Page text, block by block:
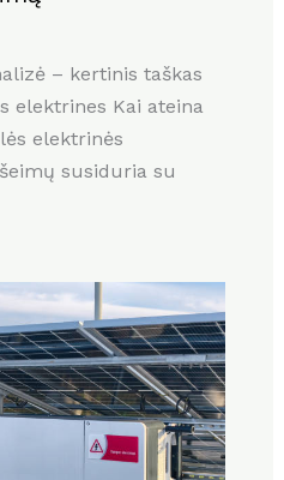
– kertinis taškas
elektrines Kai ateina
elektrinės
susiduria su